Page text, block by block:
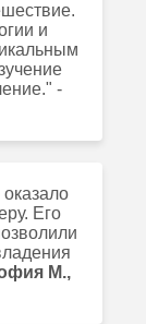
и
-
Его
М.,